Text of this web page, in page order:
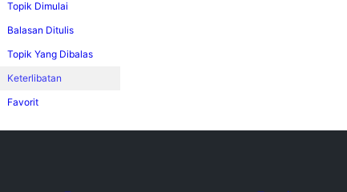
Topik Dimulai
Balasan Ditulis
Topik Yang Dibalas
Keterlibatan
Favorit